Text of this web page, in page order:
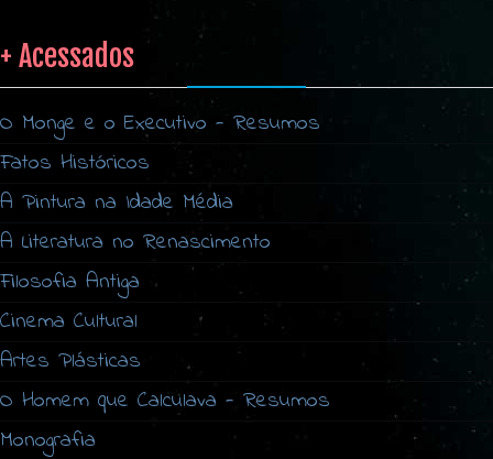
+ Acessados
O Monge e o Executivo - Resumos
Fatos Históricos
A Pintura na Idade Média
A Literatura no Renascimento
Filosofia Antiga
Cinema Cultural
Artes Plásticas
O Homem que Calculava - Resumos
Monografia